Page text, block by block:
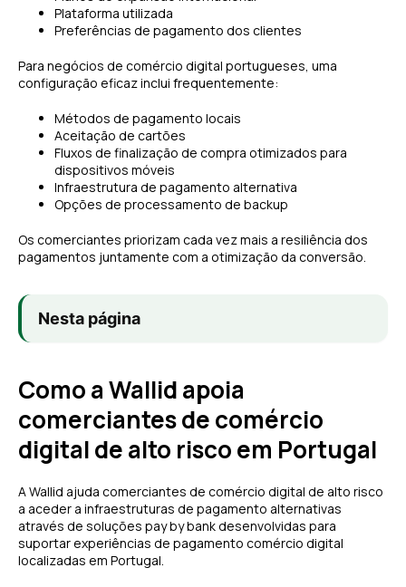
Plataforma utilizada
Preferências de pagamento dos clientes
Para negócios de comércio digital portugueses, uma
configuração eficaz inclui frequentemente:
Métodos de pagamento locais
Aceitação de cartões
Fluxos de finalização de compra otimizados para
dispositivos móveis
Infraestrutura de pagamento alternativa
Opções de processamento de backup
Os comerciantes priorizam cada vez mais a resiliência dos
pagamentos juntamente com a otimização da conversão.
Nesta página
Como a Wallid apoia
comerciantes de comércio
digital de alto risco em Portugal
A Wallid ajuda comerciantes de comércio digital de alto risco
a aceder a infraestruturas de pagamento alternativas
através de soluções pay by bank desenvolvidas para
suportar experiências de pagamento comércio digital
localizadas em Portugal.